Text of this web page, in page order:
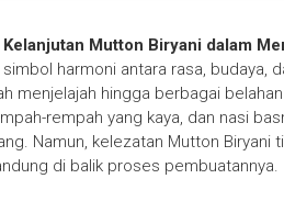
Mutton Biryani dalam
simbol harmoni antara rasa, budaya,
menjelajah hingga berbagai
rempah yang kaya, dan nasi
Namun, kelezatan Mutton Biryani
di balik proses pembuatannya.